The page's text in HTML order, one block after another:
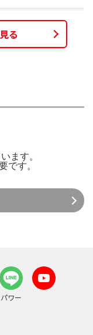
る
ます。
です。
パワー